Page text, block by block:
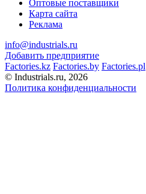
Оптовые поставщики
Карта сайта
Реклама
info@industrials.ru
Добавить предприятие
Factories.kz Factories.by Factories.pl
© Industrials.ru, 2026
Политика конфиденциальности